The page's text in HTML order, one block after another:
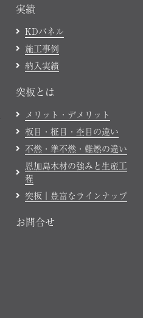
実績
KDパネル
施工事例
納入実績
突板とは
メリット・デメリット
板目・柾目・杢目の違い
不燃・準不燃・難燃の違い
恩加島木材の強みと生産工
程
突板｜豊富なラインナップ
お問合せ